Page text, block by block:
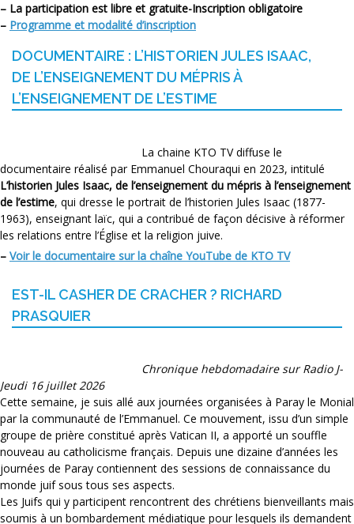
– La participation est libre et gratuite-Inscription obligatoire
– Programme et modalité d’inscription
DOCUMENTAIRE : L’HISTORIEN JULES ISAAC,
DE L’ENSEIGNEMENT DU MÉPRIS À
L’ENSEIGNEMENT DE L’ESTIME
La chaine KTO TV diffuse le
documentaire réalisé par Emmanuel Chouraqui en 2023, intitulé
L’historien Jules Isaac, de l’enseignement du mépris à l’enseignement
de l’estime, qui dresse le portrait de l’historien Jules Isaac (1877-
1963), enseignant laïc, qui a contribué de façon décisive à réformer
les relations entre l’Église et la religion juive.
– Voir le documentaire sur la chaîne YouTube de KTO TV
EST-IL CASHER DE CRACHER ? RICHARD
PRASQUIER
Chronique hebdomadaire sur Radio J-
Jeudi 16 juillet 2026
Cette semaine, je suis allé aux journées organisées à Paray le Monial
par la communauté de l’Emmanuel. Ce mouvement, issu d’un simple
groupe de prière constitué après Vatican II, a apporté un souffle
nouveau au catholicisme français. Depuis une dizaine d’années les
journées de Paray contiennent des sessions de connaissance du
monde juif sous tous ses aspects.
Les Juifs qui y participent rencontrent des chrétiens bienveillants mais
soumis à un bombardement médiatique pour lesquels ils demandent